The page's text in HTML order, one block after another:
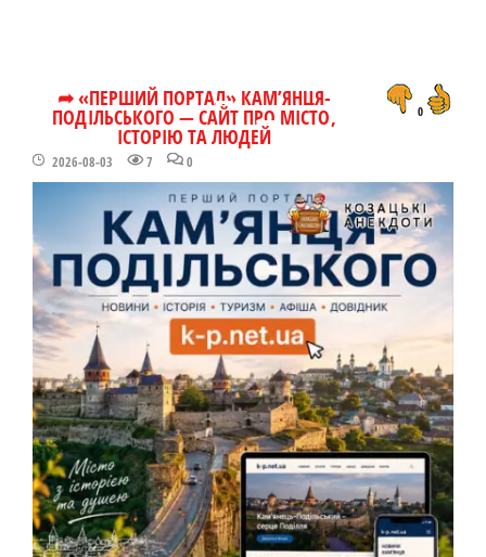
➦ «ПЕРШИЙ ПОРТАЛ» КАМ’ЯНЦЯ-
ПОДІЛЬСЬКОГО — САЙТ ПРО МІСТО,
ІСТОРІЮ ТА ЛЮДЕЙ
2026-08-03 7 0
0